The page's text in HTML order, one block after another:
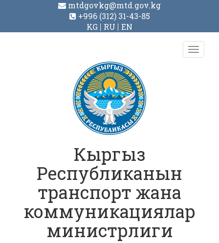
mtdgovkg@mtd.gov.kg
+996 (312) 31-43-85
KG
RU EN
Toggle
Кыргыз
Республиканын
транспорт жана
коммуникациялар
министрлиги